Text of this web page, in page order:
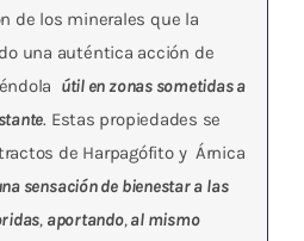
de los minerales que la
una auténtica acción de
útil en zonas sometidas a
. Estas propiedades se
de Harpagófito y Árnica
sensación de bienestar a las
,aportando,al mismo